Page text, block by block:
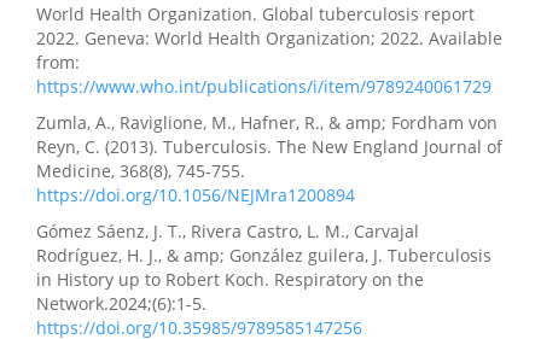
World Health Organization. Global tuberculosis report
2022. Geneva: World Health Organization; 2022. Available
from:
https://www.who.int/publications/i/item/9789240061729
Zumla, A., Raviglione, M., Hafner, R., & amp; Fordham von
Reyn, C. (2013). Tuberculosis. The New England Journal of
Medicine, 368(8), 745-755.
https://doi.org/10.1056/NEJMra1200894
Gómez Sáenz, J. T., Rivera Castro, L. M., Carvajal
Rodríguez, H. J., & amp; González guilera, J. Tuberculosis
in History up to Robert Koch. Respiratory on the
Network.2024;(6):1-5.
https://doi.org/10.35985/9789585147256